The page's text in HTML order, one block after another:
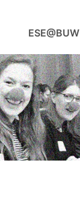
ESE@BUW